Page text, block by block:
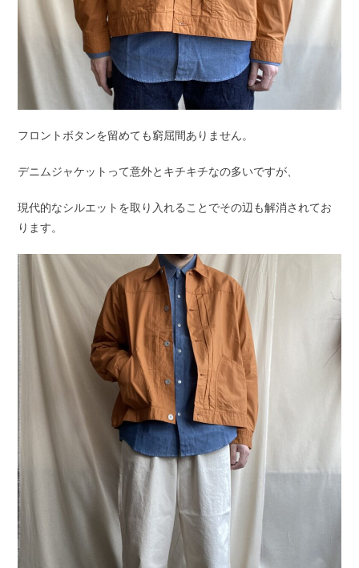
フロントボタンを留めても窮屈間ありません。
デニムジャケットって意外とキチキチなの多いですが、
現代的なシルエットを取り入れることでその辺も解消されてお
ります。